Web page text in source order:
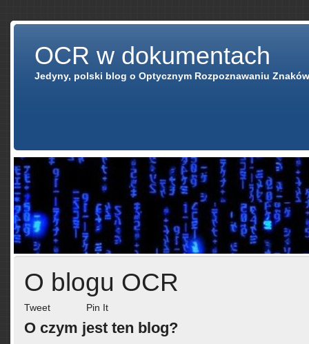
OCR w dokumentach
Jedyny, polski blog o Optycznym Rozpoznawaniu
O blogu OCR
Tweet Pin It
O czym jest ten blog?